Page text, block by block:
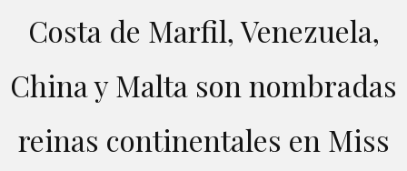
Costa de Marfil, Venezuela,
China y Malta son nombradas
reinas continentales en Miss